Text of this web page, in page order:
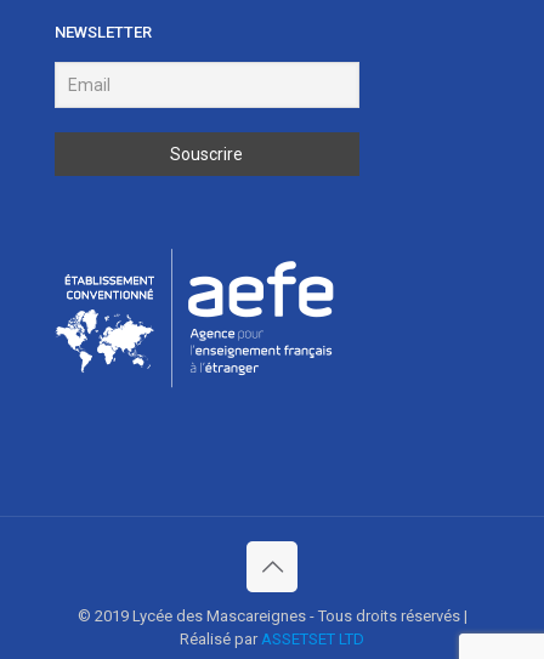
NEWSLETTER
© 2019 Lycée des Mascareignes - Tous droits réservés |
Réalisé parASSETSET LTD